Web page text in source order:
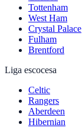
Tottenham
West Ham
Crystal Palace
Fulham
Brentford
Liga escocesa
Celtic
Rangers
Aberdeen
Hibernian